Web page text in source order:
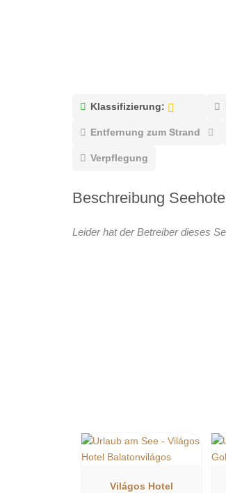
Klassifizierung:
Entfernung zum Strand
Verpflegung
Beschreibung
Leider hat der Betreiber dieses
Világos Hotel